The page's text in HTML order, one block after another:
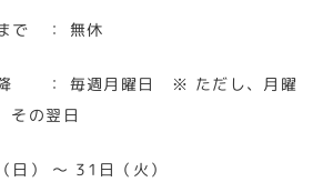
で ： 無休
： 毎週月曜日 ※ ただし、月曜
その翌日
） ～ 31日（火）